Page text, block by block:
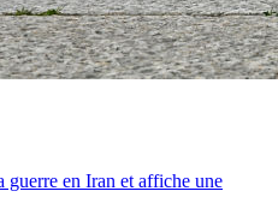
guerre en Iran et affiche une